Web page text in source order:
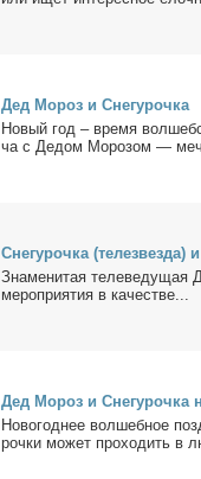
Дед Мо­роз и Сне­гу­роч­ка
Но­вый год – вре­мя
ча с Де­дом Мо­ро­зом —
Сне­гу­роч­ка
Зна­ме­ни­тая теле­ве­ду­щая
ме­ро­при­я­тия в ка­че­стве...
Дед Мо­роз и Сне­гу­роч­ка
Но­во­год­нее вол­шеб­ное
роч­ки мо­жет про­хо­дить в